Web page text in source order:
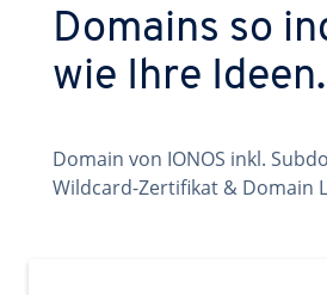
Domains so
wie Ihre Ideen.
Domain von IONOS inkl.
Wildcard-Zertifikat & Domain